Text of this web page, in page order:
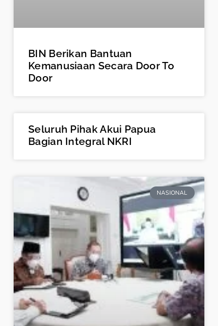
BIN Berikan Bantuan
Kemanusiaan Secara Door To
Door
Seluruh Pihak Akui Papua
Bagian Integral NKRI
NASIONAL